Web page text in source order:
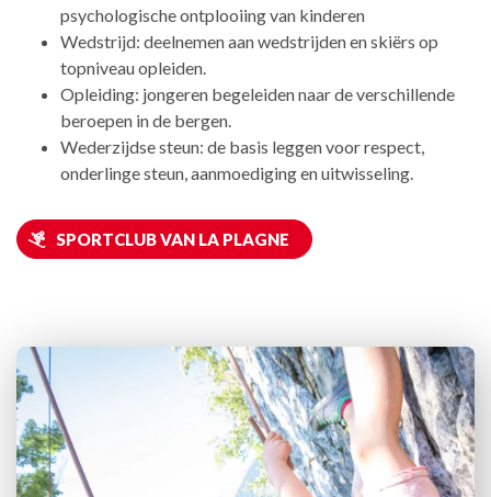
psychologische ontplooiing van kinderen
Wedstrijd: deelnemen aan wedstrijden en skiërs op
topniveau opleiden.
Opleiding: jongeren begeleiden naar de verschillende
beroepen in de bergen.
Wederzijdse steun: de basis leggen voor respect,
onderlinge steun, aanmoediging en uitwisseling.
SPORTCLUB VAN LA PLAGNE